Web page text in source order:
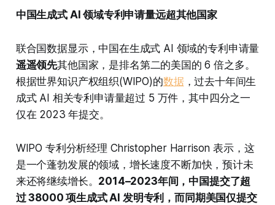
中国生成式 AI 领域专利申请量远超其他国家
联合国数据显示，中国在生成式 AI 领域的专利申请量
遥遥领先其他国家，是排名第二的美国的 6 倍之多。
根据世界知识产权组织(WIPO)的数据，过去十年间生
成式 AI 相关专利申请量超过 5 万件，其中四分之一
仅在 2023 年提交。
WIPO 专利分析经理 Christopher Harrison 表示，这
是一个蓬勃发展的领域，增长速度不断加快，预计未
来还将继续增长。 2014–2023年间，中国提交了超
过 38000 项生成式 AI 发明专利，而同期美国仅提交